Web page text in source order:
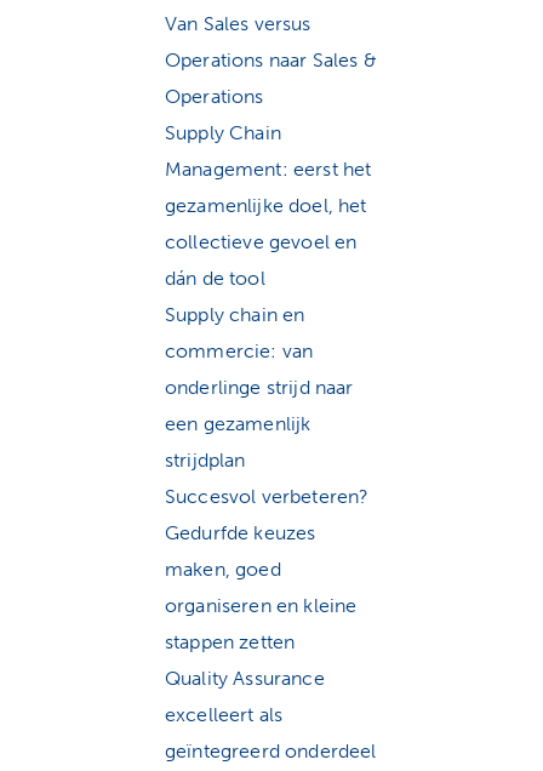
Van Sales versus
Operations naar Sales &
Operations
Supply Chain
Management: eerst het
gezamenlijke doel, het
collectieve gevoel en
dán de tool
Supply chain en
commercie: van
onderlinge strijd naar
een gezamenlijk
strijdplan
Succesvol verbeteren?
Gedurfde keuzes
maken, goed
organiseren en kleine
stappen zetten
Quality Assurance
excelleert als
geïntegreerd onderdeel